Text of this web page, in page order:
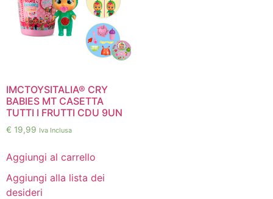
IMCTOYSITALIA® CRY
BABIES MT CASETTA
TUTTI I FRUTTI CDU 9UN
€ 19,99 Iva Inclusa
Aggiungi al carrello
Aggiungi alla lista dei
desideri